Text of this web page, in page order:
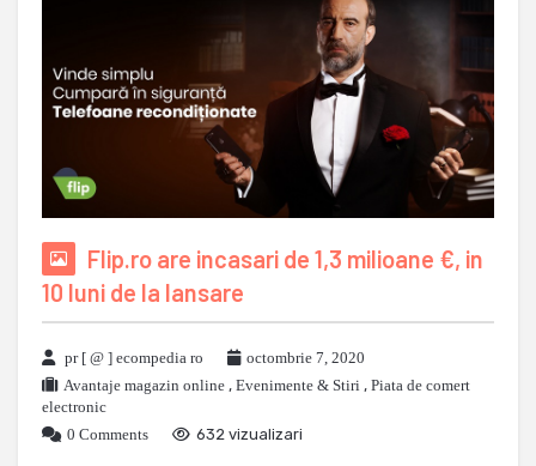
Flip.ro are incasari de 1,3 milioane €, in
10 luni de la lansare
pr [ @ ] ecompedia ro
octombrie 7, 2020
Avantaje magazin online , Evenimente & Stiri , Piata de comert
electronic
0 Comments
632 vizualizari